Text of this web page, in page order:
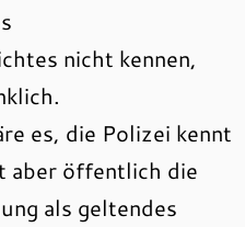
nicht kennen,
es, die Polizei kennt
aber öffentlich die
als geltendes